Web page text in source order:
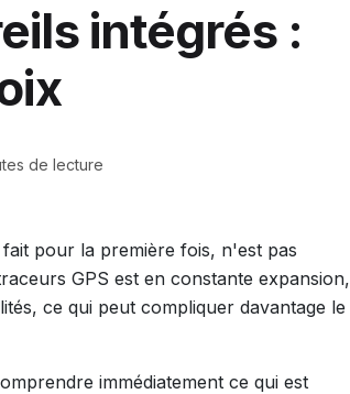
intégrés :
de lecture
pour la première fois, n'est pas
GPS est en constante expansion,
ce qui peut compliquer davantage le
immédiatement ce qui est